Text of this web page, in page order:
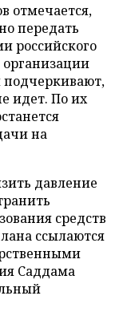
отмечается,
передать
российского
идет. По их
на
давление
средств
ссылаются
Саддама